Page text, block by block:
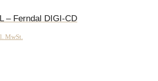
– Ferndal DIGI-CD
MwSt.